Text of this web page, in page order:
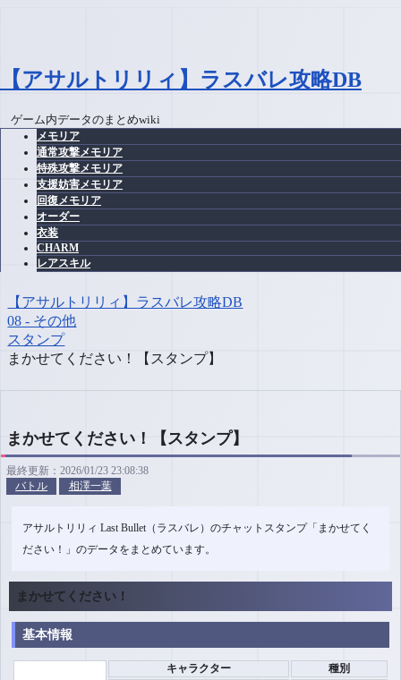
【アサルトリリィ】ラスバレ攻略DB
ゲーム内データのまとめwiki
メモリア
通常攻撃メモリア
特殊攻撃メモリア
支援妨害メモリア
回復メモリア
オーダー
衣装
CHARM
レアスキル
【アサルトリリィ】ラスバレ攻略DB
08 - その他
スタンプ
まかせてください！【スタンプ】
まかせてください！【スタンプ】
最終更新：2026/01/23 23:08:38
バトル
相澤一葉
アサルトリリィ Last Bullet（ラスバレ）のチャットスタンプ「まかせてく
ださい！」のデータをまとめています。
まかせてください！
基本情報
キャラクター
種別